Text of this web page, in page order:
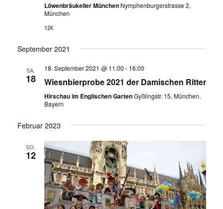
Löwenbräukeller München Nymphenburgerstrasse 2,
München
12€
September 2021
SA.
18
18. September 2021 @ 11:00 - 16:00
Wiesnbierprobe 2021 der Damischen Ritter
Hirschau im Englischen GartenGyßlingstr. 15, München,
Bayern
Februar 2023
SO.
12